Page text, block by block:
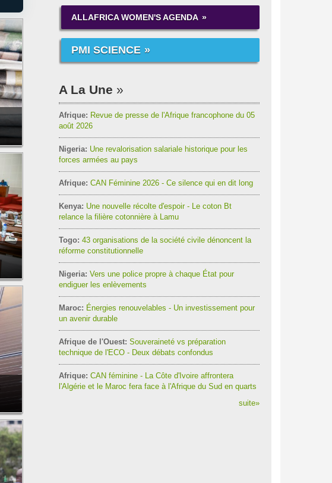
ALLAFRICA WOMEN'S AGENDA
PMI SCIENCE
A La Une
Afrique: Revue de presse de l'Afrique francophone du 05
août 2026
Nigeria: Une revalorisation salariale historique pour les
forces armées au pays
Afrique: CAN Féminine 2026 - Ce silence qui en dit long
Kenya: Une nouvelle récolte d'espoir - Le coton Bt
relance la filière cotonnière à Lamu
Togo: 43 organisations de la société civile dénoncent la
réforme constitutionnelle
Nigeria: Vers une police propre à chaque État pour
endiguer les enlèvements
Maroc: Énergies renouvelables - Un investissement pour
un avenir durable
Afrique de l'Ouest: Souveraineté vs préparation
technique de l'ECO - Deux débats confondus
Afrique: CAN féminine - La Côte d'Ivoire affrontera
l'Algérie et le Maroc fera face à l'Afrique du Sud en quarts
suite»